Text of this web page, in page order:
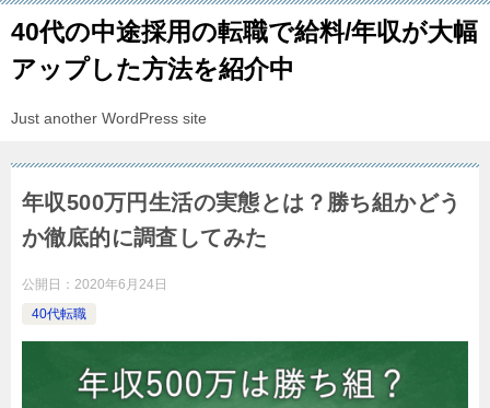
40代の中途採用の転職で給料/年収が大幅
アップした方法を紹介中
Just another WordPress site
年収500万円生活の実態とは？勝ち組かどう
か徹底的に調査してみた
公開日： 2020年6月24日
40代転職